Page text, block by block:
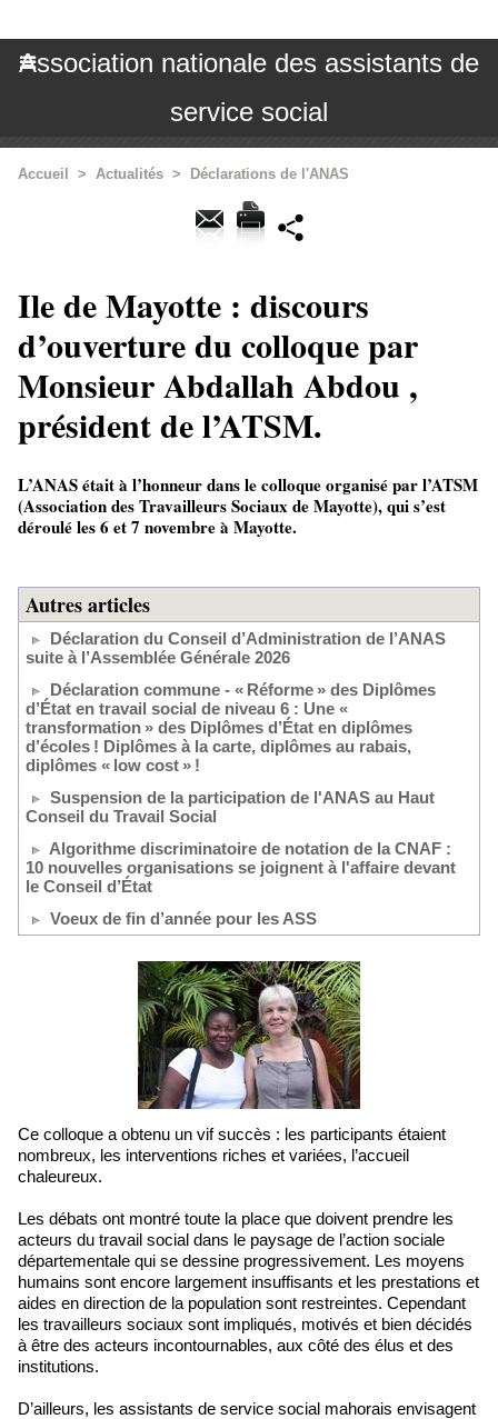
Association nationale des assistants de
service social
Accueil > Actualités > Déclarations de l'ANAS
Ile de Mayotte : discours
d’ouverture du colloque par
Monsieur Abdallah Abdou ,
président de l’ATSM.
L’ANAS était à l’honneur dans le colloque organisé par l’ATSM
(Association des Travailleurs Sociaux de Mayotte), qui s’est
déroulé les 6 et 7 novembre à Mayotte.
Autres articles
Déclaration du Conseil d’Administration de l’ANAS
suite à l’Assemblée Générale 2026
Déclaration commune - « Réforme » des Diplômes
d’État en travail social de niveau 6 : Une «
transformation » des Diplômes d’État en diplômes
d’écoles ! Diplômes à la carte, diplômes au rabais,
diplômes « low cost » !
Suspension de la participation de l'ANAS au Haut
Conseil du Travail Social
Algorithme discriminatoire de notation de la CNAF :
10 nouvelles organisations se joignent à l'affaire devant
le Conseil d’État
Voeux de fin d’année pour les ASS
Ce colloque a obtenu un vif succès : les participants étaient
nombreux, les interventions riches et variées, l’accueil
chaleureux.
Les débats ont montré toute la place que doivent prendre les
acteurs du travail social dans le paysage de l’action sociale
départementale qui se dessine progressivement. Les moyens
humains sont encore largement insuffisants et les prestations et
aides en direction de la population sont restreintes. Cependant
les travailleurs sociaux sont impliqués, motivés et bien décidés
à être des acteurs incontournables, aux côté des élus et des
institutions.
D’ailleurs, les assistants de service social mahorais envisagent